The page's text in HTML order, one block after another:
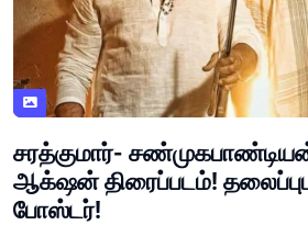
சரத்குமார்- சண்முகபாண்டியன்
ஆக்‌ஷன் திரைப்படம்!
போஸ்டர்!